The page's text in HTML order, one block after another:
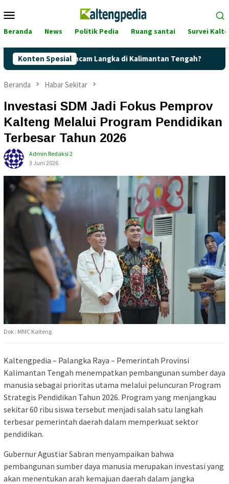
ke
Mobile
Beranda News Politik Pedia Ruang santai Survei
Konten Spesial
Terancam Langka di Kalimantan Tengah? Kaget!
Beranda Habar Sekitar
Investasi SDM Jadi Fokus Pemprov
Kalteng Melalui Program Pendidikan
Terbesar Tahun 2026
Admin Redaksi 2
3 Juni 2026
Dok : MMC Kalteng
Kaltengpedia – Palangka Raya – Pemerintah Provinsi
Kalimantan Tengah menempatkan pembangunan sumber daya
manusia sebagai prioritas utama melalui peluncuran Program
Strategis Pendidikan Tahun 2026. Program yang menjangkau
sekitar 60 ribu siswa tersebut menjadi salah satu langkah
terbesar pemerintah daerah dalam memperkuat sektor
pendidikan.
Gubernur Agustiar Sabran menyampaikan bahwa
pembangunan sumber daya manusia merupakan investasi yang
akan menentukan arah kemajuan daerah dalam jangka